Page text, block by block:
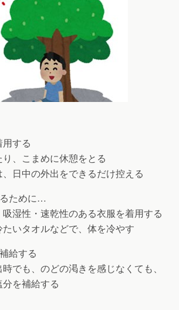
用する
り、こまめに休憩をとる
、日中の外出をできるだけ控える
ために…
吸湿性・速乾性のある衣服を着用する
たいタオルなどで、体を冷やす
給する
でも、のどの渇きを感じなくても、
を補給する